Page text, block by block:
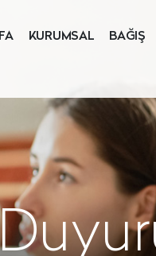
KURUMSAL BAĞIŞ